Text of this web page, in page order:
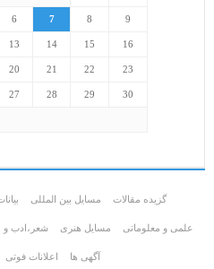
6 7 8 9
13 14 15 16
20 21 22 23
27 28 29 30
گزیده مقالات مسایل بین المللی
علمی و معلوماتی مسايل هنری شعر،ادب و
آگهی ها اعلانات فوتی